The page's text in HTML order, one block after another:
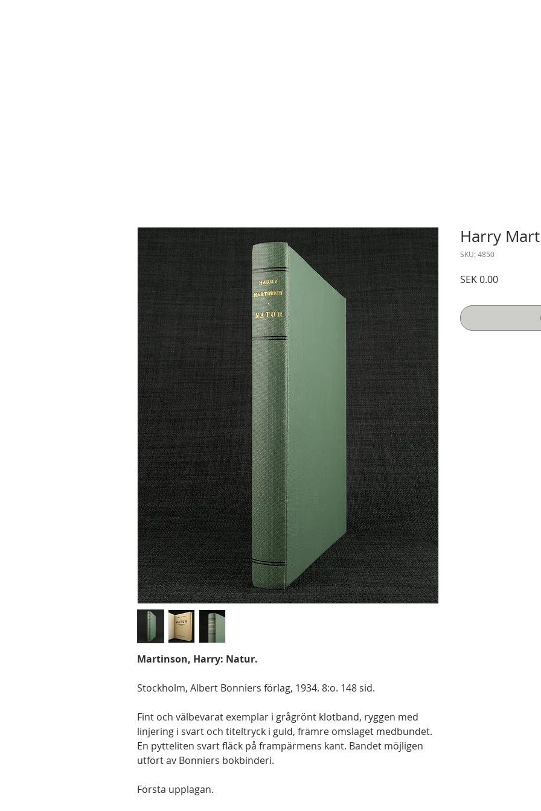
Martinson, Harry: Natur.
Stockholm, Albert Bonniers förlag, 1934. 8:o. 148 sid.
Fint och välbevarat exemplar i grågrönt klotband, ryggen med
linjering i svart och titeltryck i guld, främre omslaget medbundet.
En pytteliten svart fläck på frampärmens kant. Bandet möjligen
utfört av Bonniers bokbinderi.
Första upplagan.
Harry
SKU: 4850
SEK 0.00Price